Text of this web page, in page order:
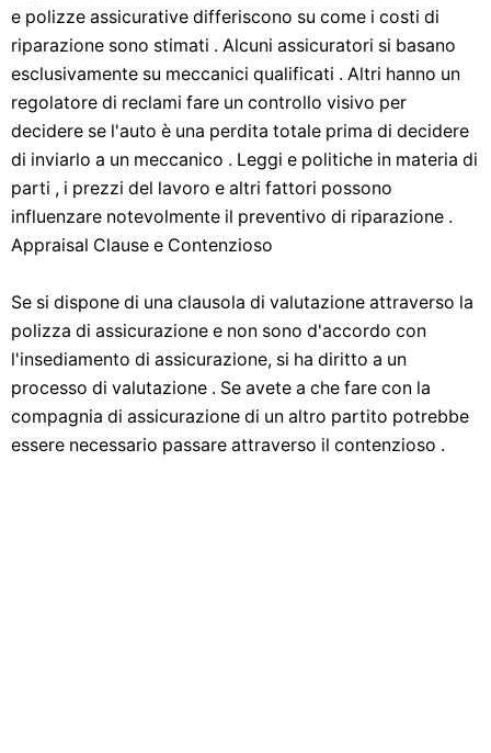
e polizze assicurative differiscono su come i costi di
riparazione sono stimati . Alcuni assicuratori si basano
esclusivamente su meccanici qualificati . Altri hanno un
regolatore di reclami fare un controllo visivo per
decidere se l'auto è una perdita totale prima di decidere
di inviarlo a un meccanico . Leggi e politiche in materia di
parti , i prezzi del lavoro e altri fattori possono
influenzare notevolmente il preventivo di riparazione .
Appraisal Clause e Contenzioso
Se si dispone di una clausola di valutazione attraverso la
polizza di assicurazione e non sono d'accordo con
l'insediamento di assicurazione, si ha diritto a un
processo di valutazione . Se avete a che fare con la
compagnia di assicurazione di un altro partito potrebbe
essere necessario passare attraverso il contenzioso .